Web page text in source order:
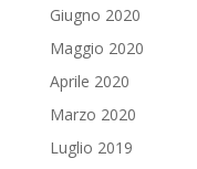
Giugno 2020
Maggio 2020
Aprile 2020
Marzo 2020
Luglio 2019